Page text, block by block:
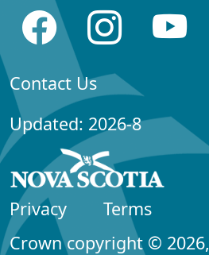
Contact Us
Updated: 2026-8
Privacy
Terms
Crown copyright © 2026,